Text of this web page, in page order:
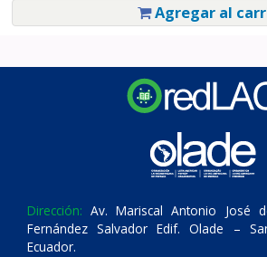
Agregar al
Dirección: Av. Mariscal Antonio José
Fernández Salvador Edif. Olade –
Ecuador.